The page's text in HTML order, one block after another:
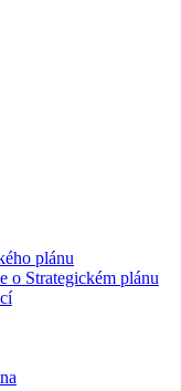
plánu
o Strategickém plánu